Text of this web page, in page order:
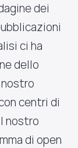
dei
ci ha
dello
centri di
nostro
di open